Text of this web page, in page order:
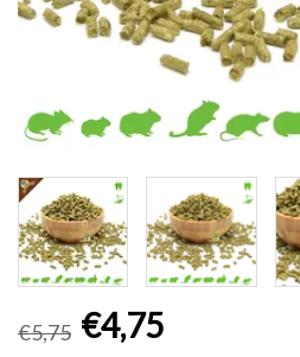
€5,75 €4,75